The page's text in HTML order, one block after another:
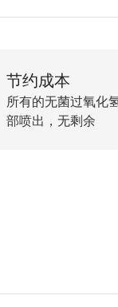
节约成本
所有的无菌过氧化
部喷出，无剩余